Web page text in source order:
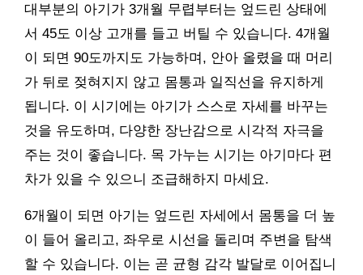
대부분의 아기가 3개월 무렵부터는 엎드린 상태에
서 45도 이상 고개를 들고 버틸 수 있습니다. 4개월
이 되면 90도까지도 가능하며, 안아 올렸을 때 머리
가 뒤로 젖혀지지 않고 몸통과 일직선을 유지하게
됩니다. 이 시기에는 아기가 스스로 자세를 바꾸는
것을 유도하며, 다양한 장난감으로 시각적 자극을
주는 것이 좋습니다. 목 가누는 시기는 아기마다 편
차가 있을 수 있으니 조급해하지 마세요.
6개월이 되면 아기는 엎드린 자세에서 몸통을 더 높
이 들어 올리고, 좌우로 시선을 돌리며 주변을 탐색
할 수 있습니다. 이는 곧 균형 감각 발달로 이어집니